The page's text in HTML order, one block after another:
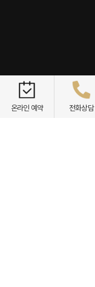
개인정보취급방침
온라인 예약 전화상담